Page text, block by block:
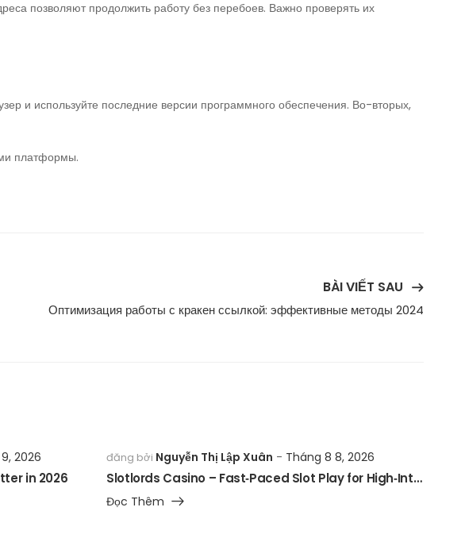
позволяют продолжить работу без перебоев. Важно проверять их
и используйте последние версии программного обеспечения. Во-вторых,
платформы.
BÀI VIẾT SAU
Оптимизация работы с кракен ссылкой: эффективные методы 2024
2026
in 2026
đăng bởi Nguyễn Thị Lập Xuân Tháng 8 8, 2026
Slotlords Casino – Fast‑Paced Slot Play for High‑Intensity Fans
Đọc Thêm